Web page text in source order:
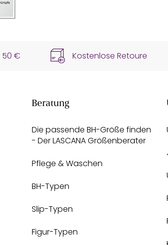
50 € Kostenlose Retoure
Beratung
Die passende BH-Größe finden
- Der LASCANA Größenberater
Pflege & Waschen
BH-Typen
Slip-Typen
Figur-Typen